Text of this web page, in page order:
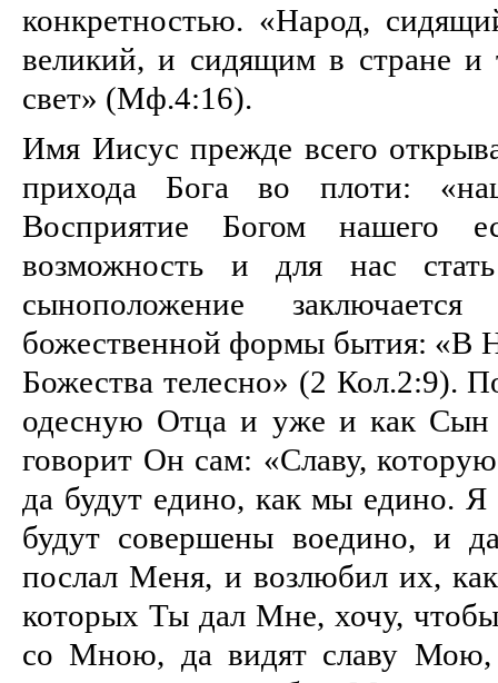
конкретностью. «Народ,
великий, и сидящим в стране и
свет» (Мф.4:16).
Имя Иисус прежде всего
прихода Бога во плоти:
Восприятие Богом нашего
возможность и для нас
сыноположение
божественной формы бытия: «В
Божества телесно» (2 Кол.2:9).
одесную Отца и уже и как Сын
говорит Он сам: «Славу,
да будут едино, как мы едино.
будут совершены воедино, и
послал Меня, и возлюбил их,
которых Ты дал Мне, хочу,
со Мною, да видят славу